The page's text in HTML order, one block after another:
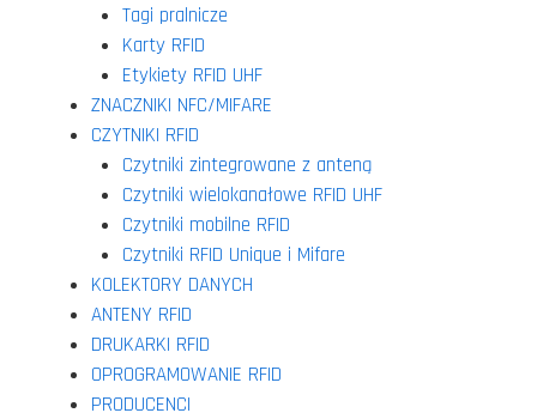
Tagi pralnicze
Karty RFID
Etykiety RFID UHF
ZNACZNIKI NFC/MIFARE
CZYTNIKI RFID
Czytniki zintegrowane z anteną
Czytniki wielokanałowe RFID UHF
Czytniki mobilne RFID
Czytniki RFID Unique i Mifare
KOLEKTORY DANYCH
ANTENY RFID
DRUKARKI RFID
OPROGRAMOWANIE RFID
PRODUCENCI